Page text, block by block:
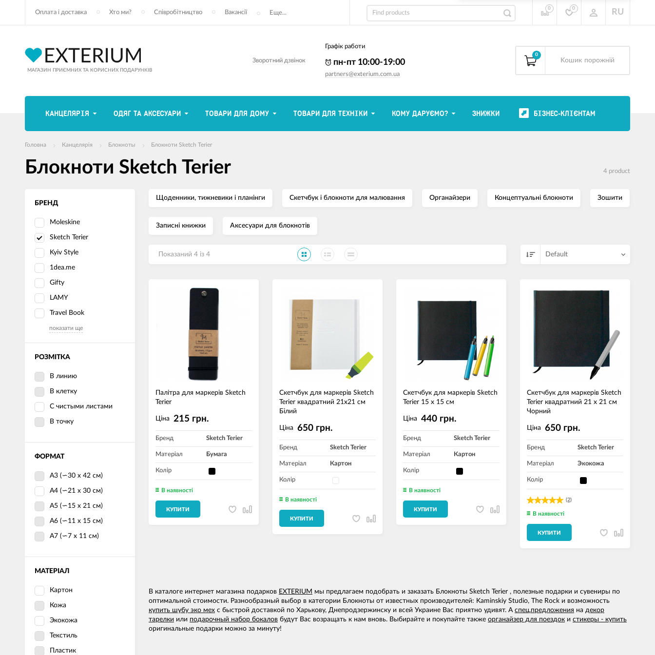
Оплата і доставка Хто ми? Співробітництво Вакансії Еще...
0 0 RU
МАГАЗИН ПРИЄМНИХ ТА КОРИСНИХ ПОДАРУНКІВ
Зворотний дзвінок
Графік работи
пн-пт 10:00-19:00
partners@exterium.com.ua
0
Kошик порожній
КАНЦЕЛЯРІЯ ОДЯГ ТА АКСЕСУАРИ ТОВАРИ ДЛЯ ДОМУ ТОВАРИ ДЛЯ ТЕХНІКИ КОМУ ДАРУЄМО? ЗНИЖКИ БІЗНЕС-КЛІЄНТАМ
Головна Канцелярія Блокноты Блокноти Sketch Terier
Блокноти Sketch Terier 4 product
БРЕНД
Moleskine
Sketch Terier
Kyiv Style
1dea.me
Gifty
LAMY
Travel Book
показати ще
РОЗМІТКА
В линию
В клетку
С чистыми листами
В точку
ФОРМАТ
А3 (∽30 х 42 см)
А4 (∽21 х 30 см)
А5 (∽15 х 21 см)
А6 (∽11 х 15 см)
А7 (∽7 х 11 см)
МАТЕРІАЛ
Картон
Кожа
Экокожа
Текстиль
Пластик
Щоденники, тижневики і планінги Скетчбук і блокноти для малювання Органайзери Концептуальні блокноти Зошити
Записні книжки Аксесуари для блокнотів
Показаний 4 із 4 Default
Палітра для маркерів Sketch
Terier
Ціна 215 грн.
Бренд Sketch Terier
Матеріал Бумага
Колір
В наявності
КУПИТИ
Скетчбук для маркерів Sketch
Terier квадратний 21х21 см
Білий
Ціна 650 грн.
Бренд Sketch Terier
Матеріал Картон
Колір
В наявності
КУПИТИ
Скетчбук для маркерів Sketch
Terier 15 x 15 см
Ціна 440 грн.
Бренд Sketch Terier
Матеріал Картон
Колір
В наявності
КУПИТИ
Скетчбук для маркерів Sketch
Terier квадратний 21 х 21 см
Чорний
(2)
Ціна 650 грн.
Бренд Sketch Terier
Матеріал Экокожа
Колір
В наявності
КУПИТИ
В каталоге интернет магазина подарков EXTERIUM мы предлагаем подобрать и заказать Блокноты Sketch Terier , полезные подарки и сувениры по
оптимальной стоимости. Разнообразный выбор в категории Блокноты от известных производителей: Kaminskiy Studio, The Rock и возможность
купить шубу эко мех с быстрой доставкой по Харькову, Днепродзержинску и всей Украине Вас приятно удивят. А спец.предложения на декор
тарелки или подарочный набор бокалов будут Вас возращать к нам вновь. Выбирайте и покупайте также органайзер для поездок и стикеры - купить
оригинальные подарки можно за минуту!